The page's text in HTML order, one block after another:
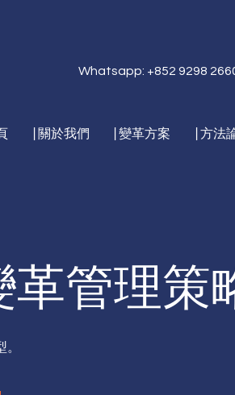
|關於我們 |變革方案 |方法
Whatsapp: +852 9298
革管理策